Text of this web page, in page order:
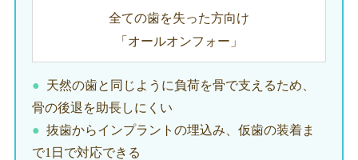
全ての歯を失った方向け
「オールオンフォー」
天然の歯と同じように負荷を骨で支えるため、
骨の後退を助長しにくい
抜歯からインプラントの埋込み、仮歯の装着ま
で1日で対応できる